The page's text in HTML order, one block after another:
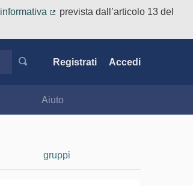
informativa
prevista dall’articolo 13 del
Registrati Accedi
Aiuto
gruppi